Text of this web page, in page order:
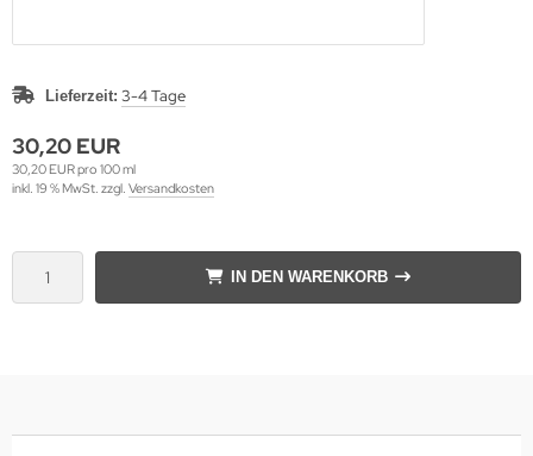
Lieferzeit: 3-4 Tage
30,20 EUR
30,20 EUR pro 100 ml
inkl. 19 % MwSt. zzgl. Versandkosten
IN DEN WARENKORB